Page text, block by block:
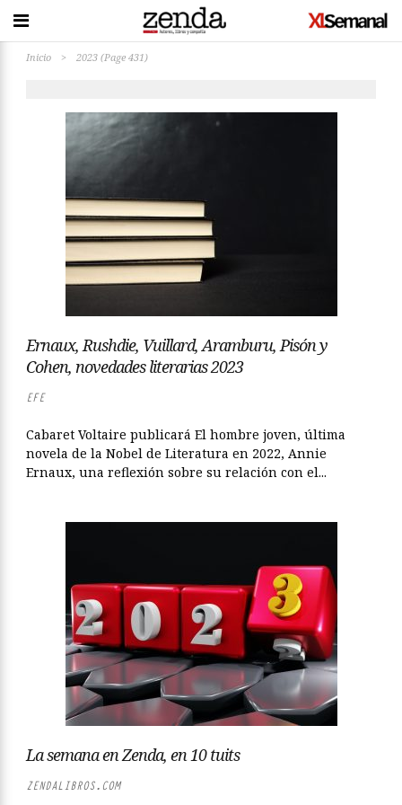
Inicio > 2023 (Page 431)
Ernaux, Rushdie, Vuillard, Aramburu, Pisón y
Cohen, novedades literarias 2023
EFE
Cabaret Voltaire publicará El hombre joven, última
novela de la Nobel de Literatura en 2022, Annie
Ernaux, una reflexión sobre su relación con el...
La semana en Zenda, en 10 tuits
ZENDALIBROS.COM